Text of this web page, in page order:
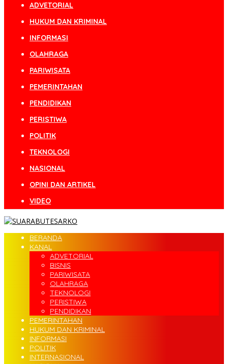
ADVETORIAL
HUKUM DAN KRIMINAL
INFORMASI
OLAHRAGA
PARIWISATA
PEMERINTAHAN
PENDIDIKAN
PERISTIWA
POLITIK
TEKNOLOGI
NASIONAL
OPINI DAN ARTIKEL
VIDEO
BERANDA
KANAL
ADVETORIAL
BISNIS
PARIWISATA
OLAHRAGA
TEKNOLOGI
PERISTIWA
PENDIDIKAN
PEMERINTAHAN
HUKUM DAN KRIMINAL
INFORMASI
POLITIK
INTERNASIONAL